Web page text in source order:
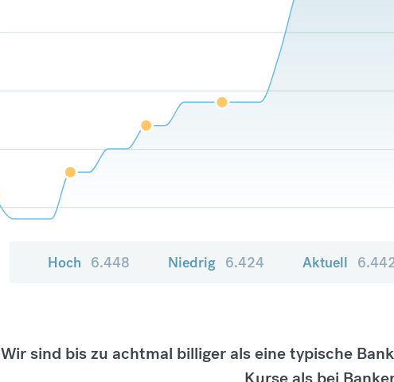
Hoch 6.448 Niedrig 6.424 Aktuell
Wir sind bis zu achtmal billiger als eine typische
Kurse als bei